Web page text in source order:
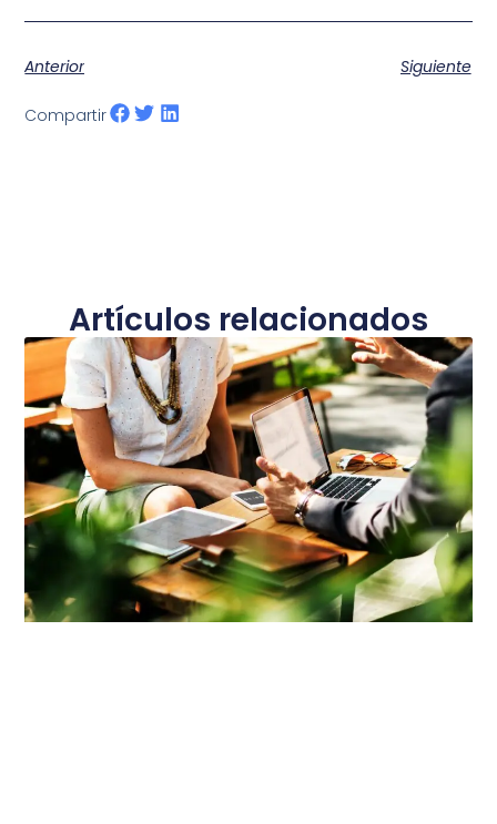
Anterior Siguiente
Compartir
Artículos relacionados